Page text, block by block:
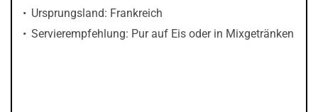
Ursprungsland: Frankreich
Servierempfehlung: Pur auf Eis oder in Mixgetränken